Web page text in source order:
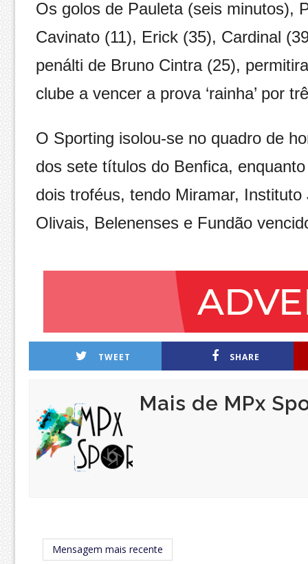
Os golos de Pauleta (seis minutos),
Cavinato (11), Erick (35), Cardinal
penálti de Bruno Cintra (25),
clube a vencer a prova ‘rainha’ por
O Sporting isolou-se no quadro de
dos sete títulos do Benfica,
dois troféus, tendo Miramar,
Olivais, Belenenses e Fundão
TWEET SHARE
Mais de MPx
Mensagem mais recente